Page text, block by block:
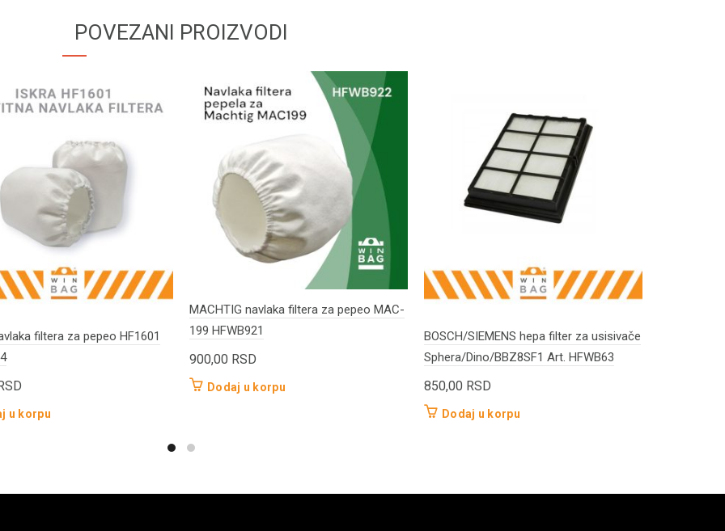
POVEZANI PROIZVODI
filtera za pepeo HF1601
u korpu
MACHTIG navlaka filtera za pepeo MAC-
199 HFWB921
900,00 RSD
Dodaj u korpu
BOSCH/SIEMENS hepa filter za usisivače
Sphera/Dino/BBZ8SF1 Art. HFWB63
850,00 RSD
Dodaj u korpu